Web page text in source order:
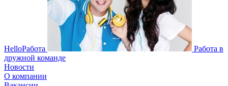
HelloРабота
Работа в
дружной команде
Новости
О компании